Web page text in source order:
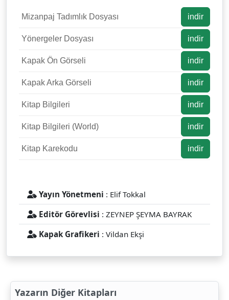
Mizanpaj Tadımlık Dosyası indir
Yönergeler Dosyası indir
Kapak Ön Görseli indir
Kapak Arka Görseli indir
Kitap Bilgileri indir
Kitap Bilgileri (World) indir
Kitap Karekodu indir
Yayın Yönetmeni : Elif Tokkal
Editör Görevlisi : ZEYNEP ŞEYMA BAYRAK
Kapak Grafikeri : Vildan Ekşi
Yazarın Diğer Kitapları